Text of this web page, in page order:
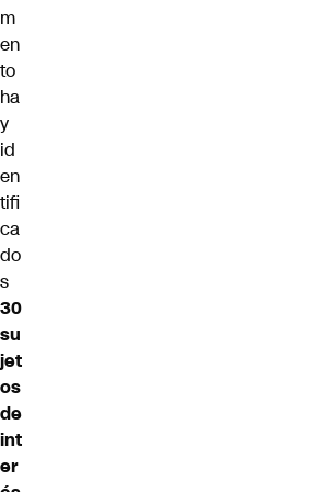
m
en
to
ha
y
id
en
tifi
ca
do
s
30
su
jet
os
de
int
er